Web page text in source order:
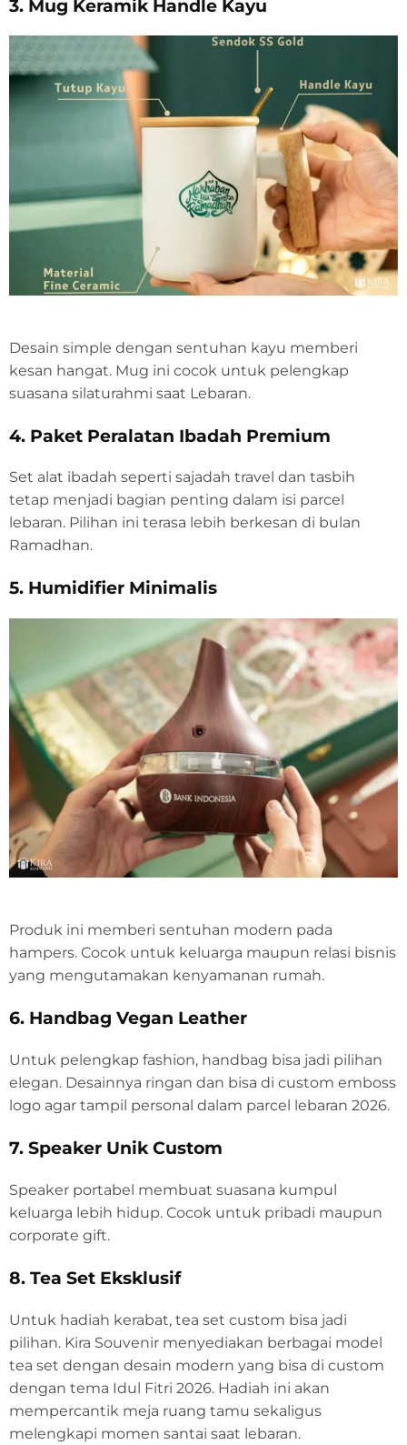
3. Mug Keramik Handle Kayu
Desain simple dengan sentuhan kayu memberi
kesan hangat. Mug ini cocok untuk pelengkap
suasana silaturahmi saat Lebaran.
4. Paket Peralatan Ibadah Premium
Set alat ibadah seperti sajadah travel dan tasbih
tetap menjadi bagian penting dalam isi parcel
lebaran. Pilihan ini terasa lebih berkesan di bulan
Ramadhan.
5. Humidifier Minimalis
Produk ini memberi sentuhan modern pada
hampers. Cocok untuk keluarga maupun relasi bisnis
yang mengutamakan kenyamanan rumah.
6. Handbag Vegan Leather
Untuk pelengkap fashion, handbag bisa jadi pilihan
elegan. Desainnya ringan dan bisa di custom emboss
logo agar tampil personal dalam parcel lebaran 2026.
7. Speaker Unik Custom
Speaker portabel membuat suasana kumpul
keluarga lebih hidup. Cocok untuk pribadi maupun
corporate gift.
8. Tea Set Eksklusif
Untuk hadiah kerabat, tea set custom bisa jadi
pilihan. Kira Souvenir menyediakan berbagai model
tea set dengan desain modern yang bisa di custom
dengan tema Idul Fitri 2026. Hadiah ini akan
mempercantik meja ruang tamu sekaligus
melengkapi momen santai saat lebaran.